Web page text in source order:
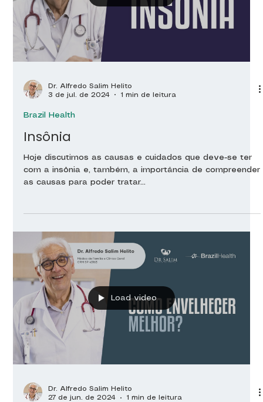
Dr. Alfredo Salim Helito
3 de jul. de 2024
1 min de leitura
Brazil Health
Insônia
Hoje discutimos as causas e cuidados que deve-se ter
com a insônia e, também, a importância de compreender
as causas para poder tratar...
Load video
Dr. Alfredo Salim Helito
27 de jun. de 2024
1 min de leitura